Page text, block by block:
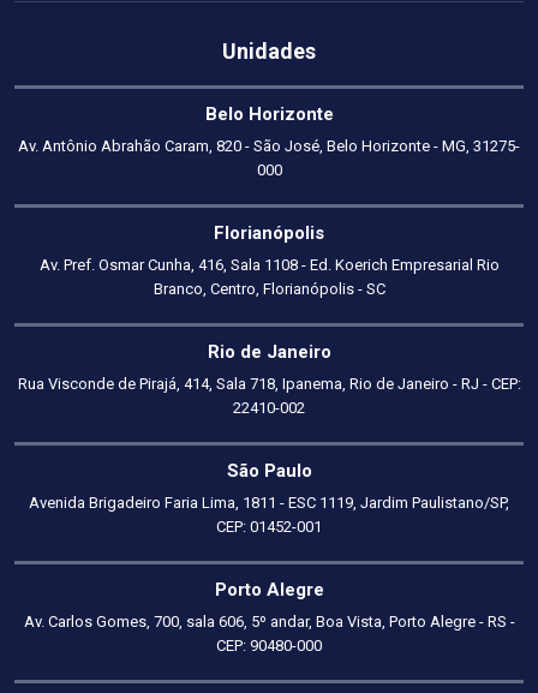
Unidades
Belo Horizonte
Av. Antônio Abrahão Caram, 820 - São José, Belo Horizonte - MG, 31275-
000
Florianópolis
Av. Pref. Osmar Cunha, 416, Sala 1108 - Ed. Koerich Empresarial Rio
Branco, Centro, Florianópolis - SC
Rio de Janeiro
Rua Visconde de Pirajá, 414, Sala 718, Ipanema, Rio de Janeiro - RJ - CEP:
22410-002
São Paulo
Avenida Brigadeiro Faria Lima, 1811 - ESC 1119, Jardim Paulistano/SP,
CEP: 01452-001
Porto Alegre
Av. Carlos Gomes, 700, sala 606, 5º andar, Boa Vista, Porto Alegre - RS -
CEP: 90480-000